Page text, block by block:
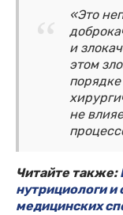
«Это
и
этом
не
Читайте также:
нутрициологи и
медицинских